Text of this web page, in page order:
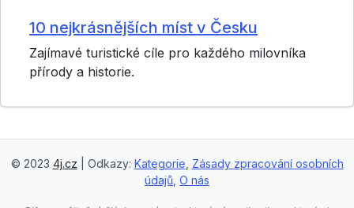
10 nejkrásnějších míst v Česku
Zajímavé turistické cíle pro každého milovníka
přírody a historie.
© 2023 4j.cz | Odkazy: Kategorie, Zásady zpracování osobních
údajů, O nás